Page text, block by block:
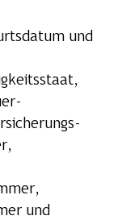
und
und